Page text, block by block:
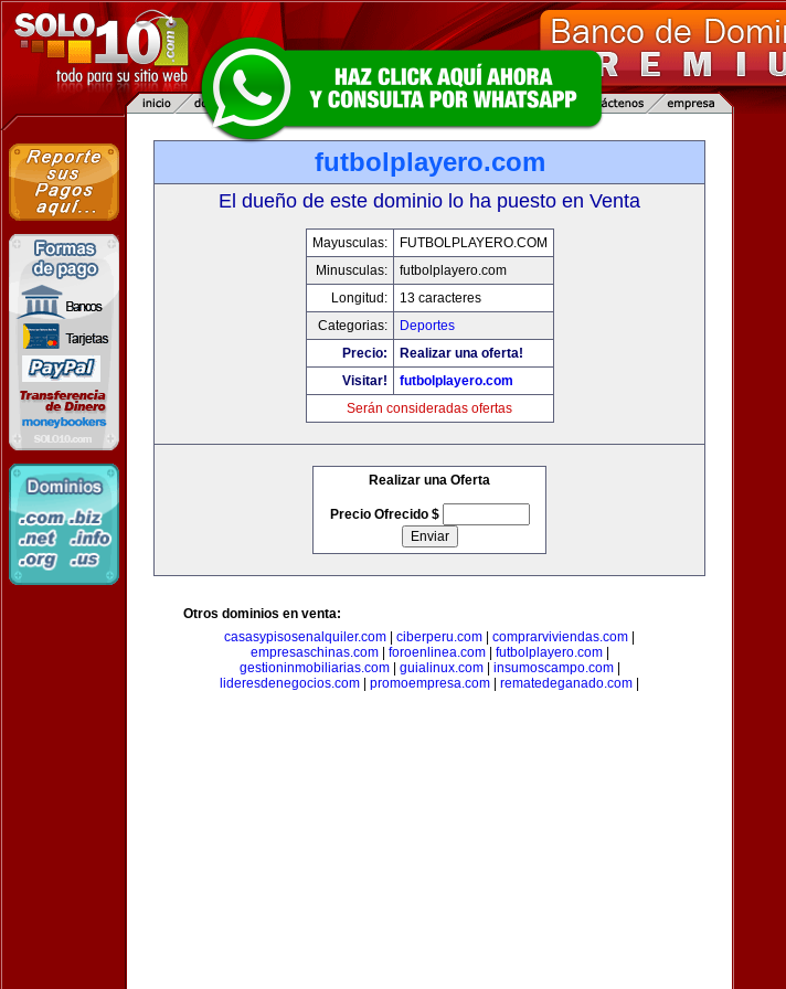
futbolplayero.com
El dueño de este dominio lo ha puesto en Venta
Mayusculas:
FUTBOLPLAYERO.COM
Minusculas:
futbolplayero.com
Longitud:
13 caracteres
Categorias:
Deportes
Precio:
Realizar una oferta!
Visitar!
futbolplayero.com
Serán consideradas ofertas
Realizar una Oferta
Precio Ofrecido $
Otros dominios en venta:
casasypisosenalquiler.com
ciberperu.com comprarviviendas.com
empresaschinas.com| foroenlinea.com| futbolplayero.com|
gestioninmobiliarias.com| guialinux.com| insumoscampo.com|
lideresdenegocios.com
promoempresa.com rematedeganado.com